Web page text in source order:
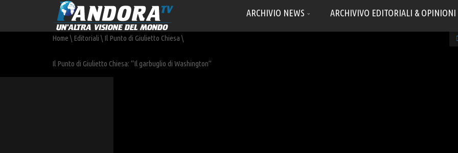
ARCHIVIO NEWS ARCHIVIVO EDITORIALI & OPINIONI
Home \ Editoriali \ Il Punto di Giulietto Chiesa \
Il Punto di Giulietto Chiesa: “Il garbuglio di Washington”